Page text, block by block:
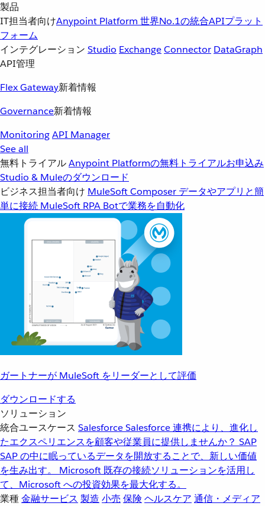
製品
IT担当者向けAnypoint Platform 世界No.1の統合APIプラット
フォーム
インテグレーション Studio ExchangeConnector DataGraph
API管理
Flex Gateway新着情報
Governance新着情報
MonitoringAPI Manager
See all
無料トライアルAnypoint Platformの無料トライアルお申込み
Studio & Muleのダウンロード
ビジネス担当者向け MuleSoft Composer データやアプリと簡
単に接続 MuleSoft RPA Botで業務を自動化
ガートナーが MuleSoft をリーダーとして評価
ダウンロードする
ソリューション
統合ユースケース SalesforceSalesforce 連携により、進化し
たエクスペリエンスを顧客や従業員に提供しませんか？ SAP
SAP の中に眠っているデータを開放することで、新しい価値
を生み出す。
Microsoft 既存の接続ソリューションを活用し
て、Microsoft への投資効果を最大化する。
業種金融サービス 製造 小売 保険 ヘルスケア 通信・メディア